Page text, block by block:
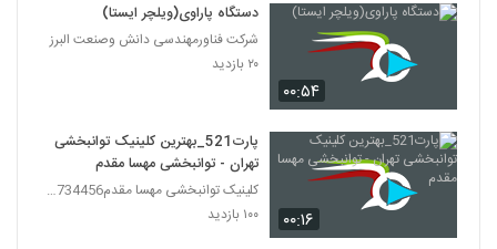
۰۰:۵۴
دستگاه پاراوی(ویلچر ایستا)
شرکت فناورمهندسی دانش وصنعت البرز
۲۰ بازدید
۰۰:۱۶
پارت521_بهترین کلینیک توانبخشی
تهران - توانبخشی مهسا مقدم
کلینیک توانبخشی مهسا مقدم09357734456
۱۰۰ بازدید